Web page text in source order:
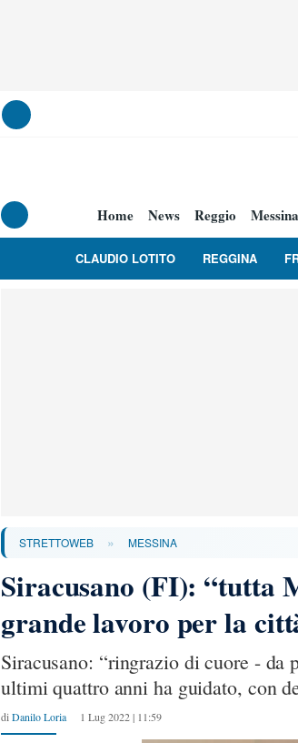
Home News Reggio Messina
CLAUDIO LOTITO REGGINA
STRETTOWEB » MESSINA
Siracusano (FI): “tutta
grande lavoro per la
Siracusano: “ringrazio di cuore - da
ultimi quattro anni ha guidato, con
di Danilo Loria 1 Lug 2022 | 11:59